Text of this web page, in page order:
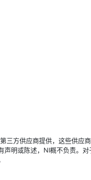
三方供应商提供，这些供应
明或陈述，NI概不负责。